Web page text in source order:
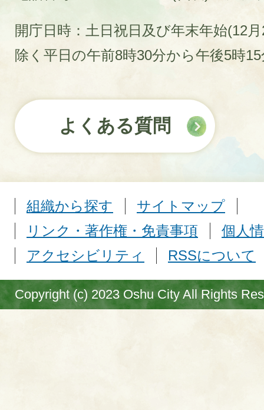
開庁日時：土日祝日及び年末年始(12
除く平日の午前8時30分から午後5時
よくある質問
組織から探す
サイトマップ
リンク・著作権・免責事項
個人
アクセシビリティ
RSSについて
Copyright (c) 2023 Oshu City All Rights